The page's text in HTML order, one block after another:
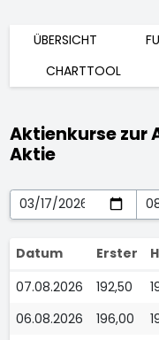
ÜBERSICHT
CHARTTOOL
Aktienkurse zur
Aktie
Datum Erster
07.08.2026
192,50
06.08.2026
196,00